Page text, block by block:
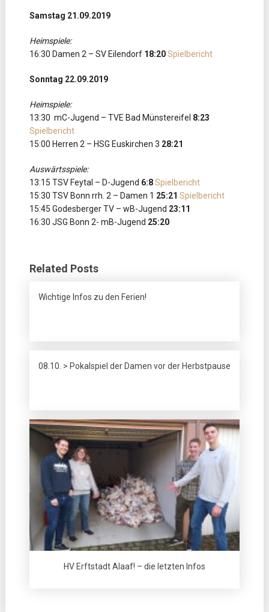
Samstag 21.09.2019
Heimspiele:
16:30 Damen 2 – SV Eilendorf 18:20Spielbericht
Sonntag 22.09.2019
Heimspiele:
13:30 mC-Jugend – TVE Bad Münstereifel 8:23
Spielbericht
15:00 Herren 2 – HSG Euskirchen 3 28:21
Auswärtsspiele:
13:15 TSV Feytal – D-Jugend 6:8Spielbericht
15:30 TSV Bonn rrh. 2 – Damen 1 25:21 Spielbericht
15:45 Godesberger TV – wB-Jugend 23:11
16:30 JSG Bonn 2- mB-Jugend 25:20
Related Posts
Wichtige Infos zu den Ferien!
08.10. > Pokalspiel der Damen vor der Herbstpause
HV Erftstadt Alaaf! – die letzten Infos